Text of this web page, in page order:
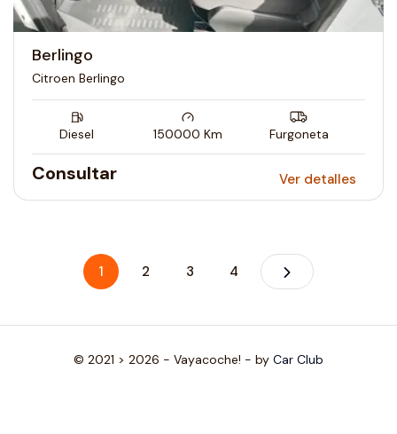
Berlingo
Citroen Berlingo
Diesel 150000 Km Furgoneta
Consultar Ver detalles
1 2 3 4
© 2021 > 2026 - Vayacoche! - by Car Club